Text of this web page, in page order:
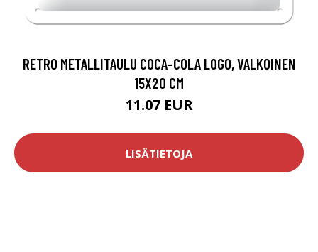
RETRO METALLITAULU COCA-COLA LOGO, VALKOINEN
15X20 CM
11.07 EUR
LISÄTIETOJA